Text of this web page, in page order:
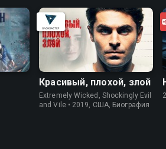
Красивый, плохой, злой
Extremely Wicked, Shockingly Evil
and Vile • 2019, США, Биография